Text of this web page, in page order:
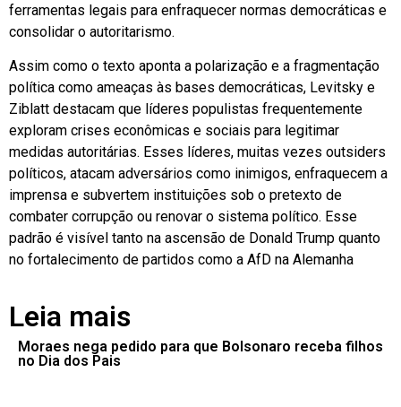
ferramentas legais para enfraquecer normas democráticas e
consolidar o autoritarismo.
Assim como o texto aponta a polarização e a fragmentação
política como ameaças às bases democráticas, Levitsky e
Ziblatt destacam que líderes populistas frequentemente
exploram crises econômicas e sociais para legitimar
medidas autoritárias. Esses líderes, muitas vezes outsiders
políticos, atacam adversários como inimigos, enfraquecem a
imprensa e subvertem instituições sob o pretexto de
combater corrupção ou renovar o sistema político. Esse
padrão é visível tanto na ascensão de Donald Trump quanto
no fortalecimento de partidos como a AfD na Alemanha
Leia mais
Moraes nega pedido para que Bolsonaro receba filhos
no Dia dos Pais